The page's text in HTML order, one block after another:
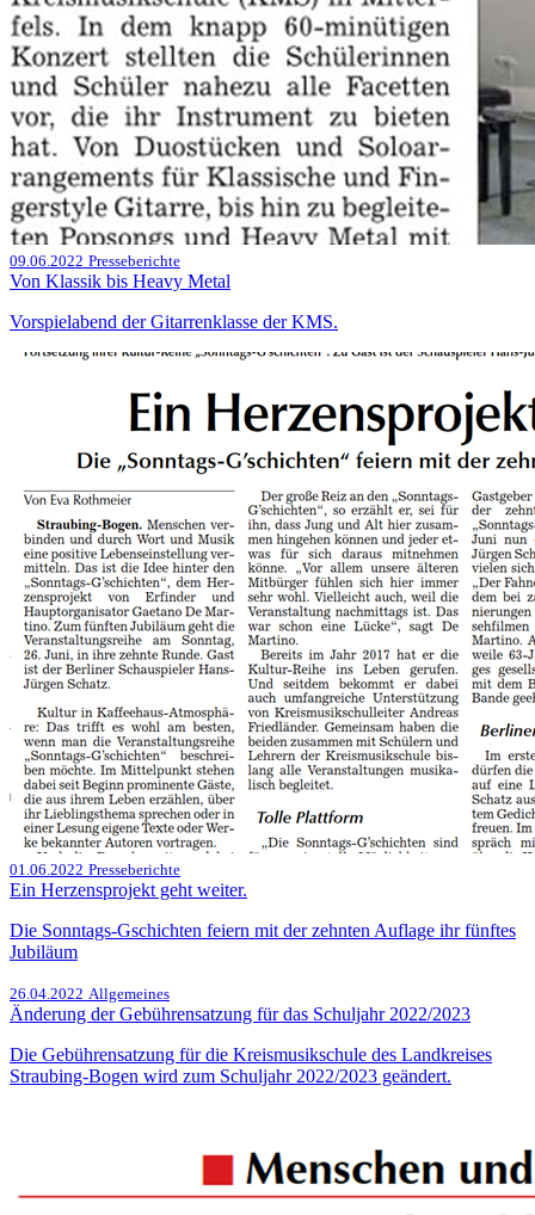
09.06.2022 Presseberichte
Von Klassik bis Heavy Metal
Vorspielabend der Gitarrenklasse der KMS.
01.06.2022 Presseberichte
Ein Herzensprojekt geht weiter.
Die Sonntags-Gschichten feiern mit der zehnten Auflage ihr fünftes
Jubiläum
26.04.2022 Allgemeines
Änderung der Gebührensatzung für das Schuljahr 2022/2023
Die Gebührensatzung für die Kreismusikschule des Landkreises
Straubing-Bogen wird zum Schuljahr 2022/2023 geändert.